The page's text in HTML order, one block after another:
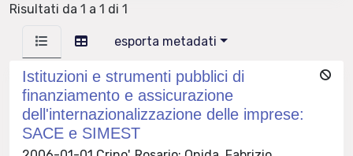
Risultati da 1 a 1 di 1
esporta metadati
Istituzioni e strumenti pubblici di
finanziamento e assicurazione
dell'internazionalizzazione delle imprese:
SACE e SIMEST